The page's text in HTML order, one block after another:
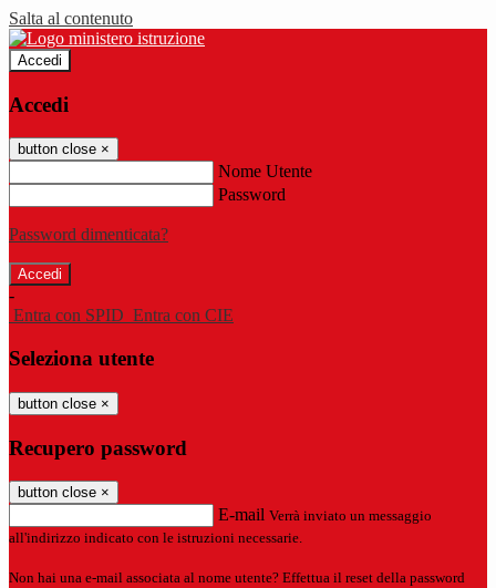
Salta al contenuto
Accedi
Accedi
button close ×
Nome Utente
Password
Password dimenticata?
-
Entra con SPID Entra con CIE
Seleziona utente
button close ×
Recupero password
button close ×
E-mail Verrà inviato un messaggio
all'indirizzo indicato con le istruzioni necessarie.
Non hai una e-mail associata al nome utente? Effettua il reset della password